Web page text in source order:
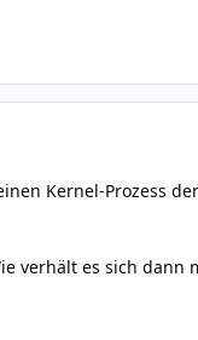
Kernel-Prozess
verhält es sich dann